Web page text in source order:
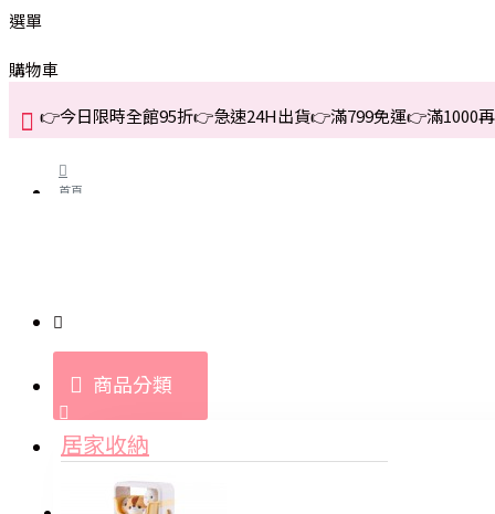
選單
購物車
👉今日限時全館95折👉急速24H出貨👉滿799免運👉滿1000
首頁
商品分類
居家收納
登入